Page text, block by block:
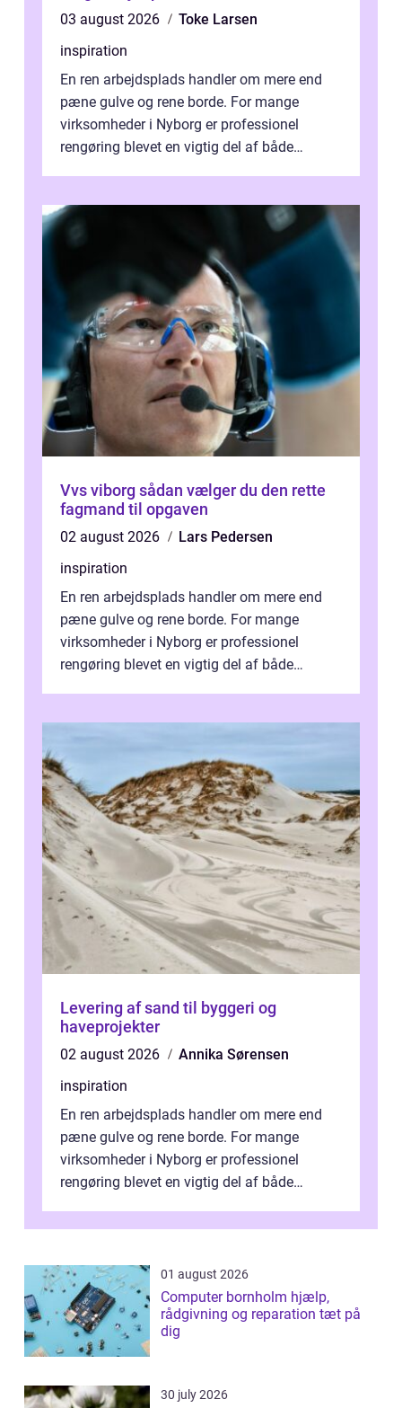
03 august 2026
Toke Larsen
inspiration
En ren arbejdsplads handler om mere end
pæne gulve og rene borde. For mange
virksomheder i Nyborg er professionel
rengøring blevet en vigtig del af både
Vvs viborg sådan vælger du den rette
fagmand til opgaven
02 august 2026
Lars Pedersen
inspiration
En ren arbejdsplads handler om mere end
pæne gulve og rene borde. For mange
virksomheder i Nyborg er professionel
rengøring blevet en vigtig del af både
Levering af sand til byggeri og
haveprojekter
02 august 2026
Annika Sørensen
inspiration
En ren arbejdsplads handler om mere end
pæne gulve og rene borde. For mange
virksomheder i Nyborg er professionel
rengøring blevet en vigtig del af både
samlede ...
01 august 2026
Computer bornholm hjælp,
rådgivning og reparation tæt på
dig
30 july 2026